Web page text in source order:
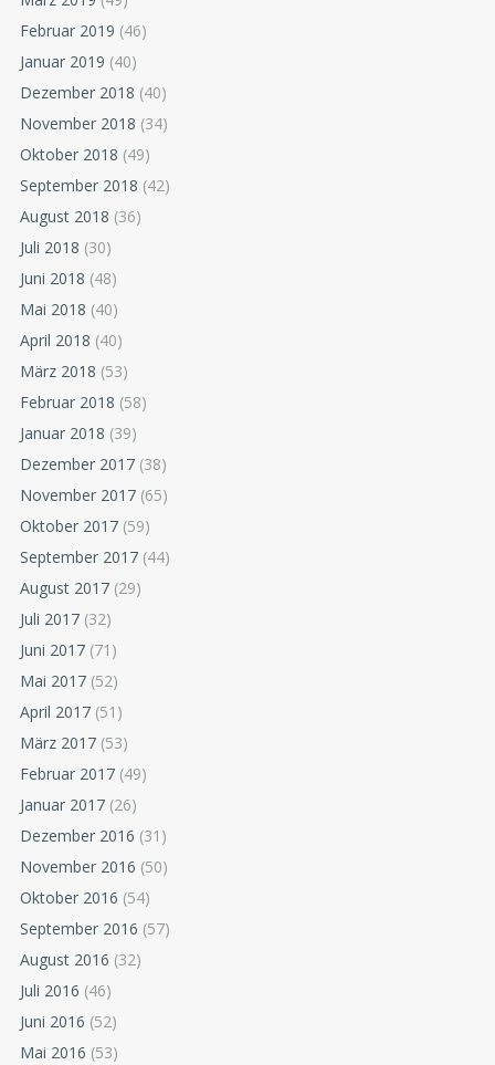
Februar 2019 (46)
Januar 2019 (40)
Dezember 2018 (40)
November 2018 (34)
Oktober 2018 (49)
September 2018 (42)
August 2018 (36)
Juli 2018 (30)
Juni 2018 (48)
Mai 2018 (40)
April 2018 (40)
März 2018 (53)
Februar 2018 (58)
Januar 2018 (39)
Dezember 2017 (38)
November 2017 (65)
Oktober 2017 (59)
September 2017 (44)
August 2017 (29)
Juli 2017 (32)
Juni 2017 (71)
Mai 2017 (52)
April 2017 (51)
März 2017 (53)
Februar 2017 (49)
Januar 2017 (26)
Dezember 2016 (31)
November 2016 (50)
Oktober 2016 (54)
September 2016 (57)
August 2016 (32)
Juli 2016 (46)
Juni 2016 (52)
Mai 2016 (53)